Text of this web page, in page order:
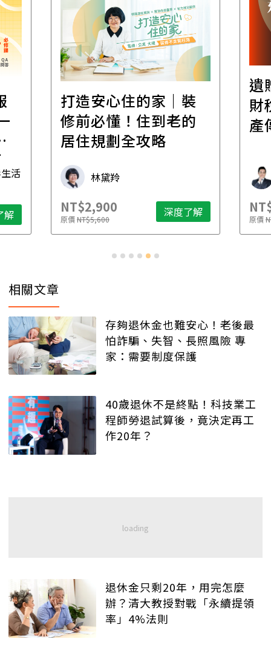
解
遺贈稅規劃直播課│
財稅專家親授，讓資
產傳承更有效率
財稅專家 朱家棟
NT$2,500
原價NT$4,888 深度了解
百
經
原價
相關文章
存夠退休金也難安心！老後最
怕詐騙、失智、長照風險 專
家：需要制度保護
40歲退休不是終點！科技業工
程師勞退試算後，竟決定再工
作20年？
退休金只剩20年，用完怎麼
辦？清大教授對戰「永續提領
率」4%法則